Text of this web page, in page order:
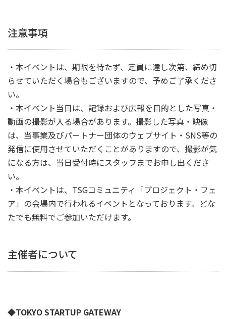
注意事項
・本イベントは、期限を待たず、定員に達し次第、締め切
らせていただく場合もございますので、予めご了承くださ
い。
・本イベント当日は、記録および広報を目的とした写真・
動画の撮影が入る場合があります。撮影した写真・映像
は、当事業及びパートナー団体のウェブサイト・SNS等の
発信に使用させていただくことがありますので、撮影が気
になる方は、当日受付時にスタッフまでお申し出くださ
い。
・本イベントは、TSGコミュニティ「プロジェクト・フェ
ア」の会場内で行われるイベントとなっております。どな
たでも無料でご参加いただけます。
主催者について
◆TOKYO STARTUP GATEWAY